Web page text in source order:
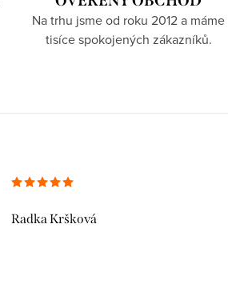
Na trhu jsme od roku 2012 a máme
tisíce spokojených zákazníků.
Radka Kršková